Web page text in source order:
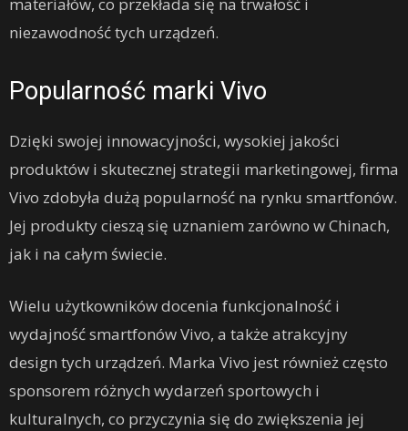
niezawodność tych urządzeń.
Popularność marki Vivo
Dzięki swojej innowacyjności, wysokiej jakości
produktów i skutecznej strategii marketingowej, firma
Vivo zdobyła dużą popularność na rynku smartfonów.
Jej produkty cieszą się uznaniem zarówno w Chinach,
jak i na całym świecie.
Wielu użytkowników docenia funkcjonalność i
wydajność smartfonów Vivo, a także atrakcyjny
design tych urządzeń. Marka Vivo jest również często
sponsorem różnych wydarzeń sportowych i
kulturalnych, co przyczynia się do zwiększenia jej